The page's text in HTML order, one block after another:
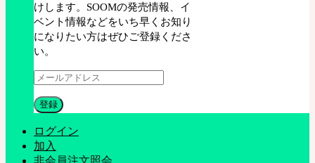
けします。SOOMの発売情報、イ
ベント情報などをいち早くお知り
になりたい方はぜひご登録くださ
い。
ログイン
加入